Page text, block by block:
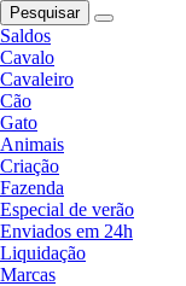
Pesquisar
Saldos
Cavalo
Cavaleiro
Cão
Gato
Animais
Criação
Fazenda
Especial de verão
Enviados em 24h
Liquidação
Marcas